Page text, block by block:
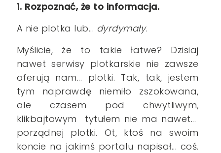
1. Rozpoznać, że to informacja.
A nie plotka lub... dyrdymały.
Myślicie, że to takie łatwe? Dzisiaj
nawet serwisy plotkarskie nie zawsze
oferują nam... plotki. Tak, tak, jestem
tym naprawdę niemiło zszokowana,
ale czasem pod chwytliwym,
klikbajtowym tytułem nie ma nawet...
porządnej plotki. Ot, ktoś na swoim
koncie na jakimś portalu napisał... coś.